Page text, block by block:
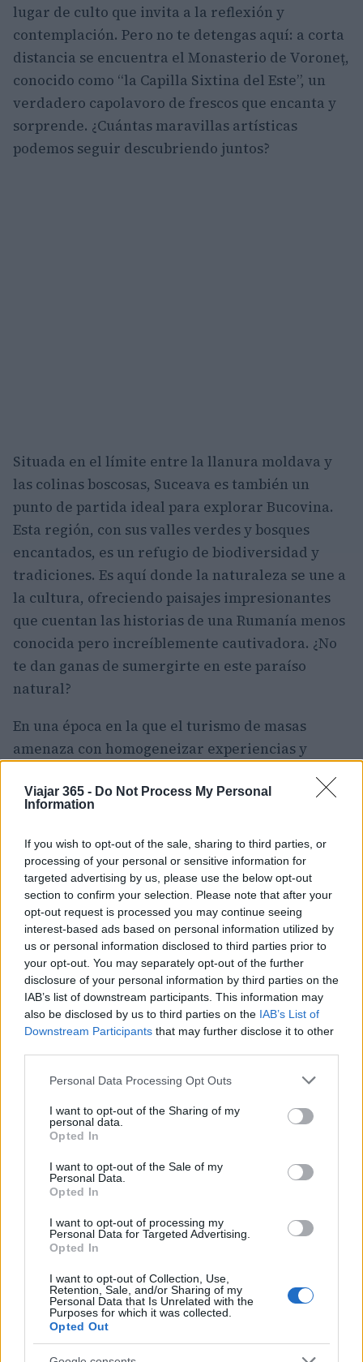
Viajar 365 - Do Not Process My Personal
Information
If you wish to opt-out of the sale, sharing to third parties, or
processing of your personal or sensitive information for
targeted advertising by us, please use the below opt-out
section to confirm your selection. Please note that after your
opt-out request is processed you may continue seeing
interest-based ads based on personal information utilized by
us or personal information disclosed to third parties prior to
your opt-out. You may separately opt-out of the further
disclosure of your personal information by third parties on the
IAB’s list of downstream participants. This information may
also be disclosed by us to third parties on the IAB’s List of
Downstream Participants that may further disclose it to other
Please note that this website/app uses one or more Google
not limited to your visit or usage behaviour. You may click to
grant or deny consent to Google and its third-party tags to
use your data for below specified purposes in below Google
consent section.
Personal Data Processing Opt Outs
I want to opt-out of the Sharing of my
personal data.
Opted In
I want to opt-out of the Sale of my
Personal Data.
Opted In
I want to opt-out of processing my
Personal Data for Targeted Advertising.
Opted In
I want to opt-out of Collection, Use,
Retention, Sale, and/or Sharing of my
Personal Data that Is Unrelated with the
Purposes for which it was collected.
Opted Out
lugar de culto que invita a la reflexión y
contemplación. Pero no te detengas aquí: a corta
distancia se encuentra el Monasterio de Voroneț,
conocido como “la Capilla Sixtina del Este”, un
verdadero capolavoro de frescos que encanta y
sorprende. ¿Cuántas maravillas artísticas
podemos seguir descubriendo juntos?
Situada en el límite entre la llanura moldava y
las colinas boscosas, Suceava es también un
punto de partida ideal para explorar Bucovina.
Esta región, con sus valles verdes y bosques
encantados, es un refugio de biodiversidad y
tradiciones. Es aquí donde la naturaleza se une a
la cultura, ofreciendo paisajes impresionantes
que cuentan las historias de una Rumanía menos
conocida pero increíblemente cautivadora. ¿No
te dan ganas de sumergirte en este paraíso
natural?
En una época en la que el turismo de masas
amenaza con homogeneizar experiencias y
convierte en un acto de resistencia. Esta ciudad,
invitación a viajar con respeto y curiosidad. Con
nuevas rutas aéreas que la conectan a ciudades
como Venecia, Bérgamo y Bolonia, Suceava se
presenta como un destino fácilmente accesible
para quienes buscan experiencias auténticas y
significativas. ¿Quién no desearía embarcarse en
un viaje tan único?
En conclusión, la belleza de Suceava no reside
solo en sus arquitecturas y monumentos, sino en
su capacidad de contar historias que nos
conectan con el pasado y nos invitan a explorar
el presente con una nueva perspectiva. Cada
visita es una oportunidad para sumergirse en un
el encanto medieval se fusiona con la vida
contemporánea. Solo queda partir y dejarse
sorprender por Suceava, un rincón de Rumanía
que tiene mucho que ofrecer a quienes están